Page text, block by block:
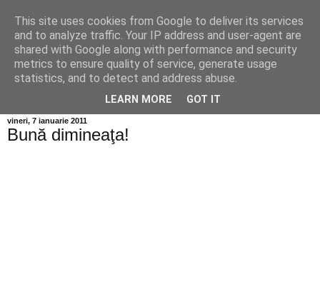
Info MILEANCA
BINE AȚI VENIT! *Jurnal online de informație și opinie;
Duminică 09 August, 2026
vineri, 7 ianuarie 2011
Bună dimineaţa!
This site uses cookies from Google to deliver its services
and to analyze traffic. Your IP address and user-agent are
shared with Google along with performance and security
metrics to ensure quality of service, generate usage
statistics, and to detect and address abuse.
LEARN MORE GOT IT